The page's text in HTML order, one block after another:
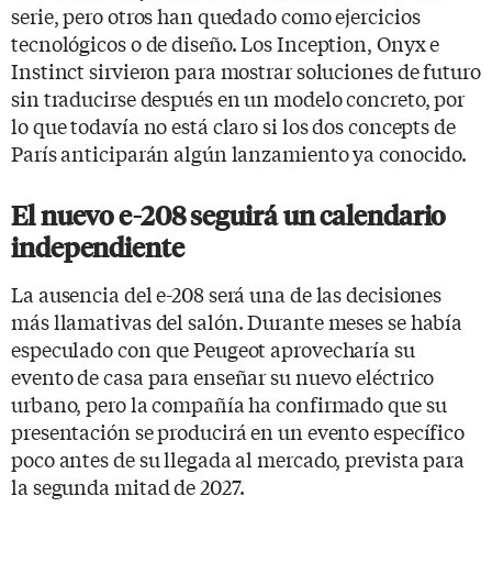
serie, pero otros han quedado como ejercicios
tecnológicos o de diseño. Los Inception, Onyx e
Instinct sirvieron para mostrar soluciones de futuro
sin traducirse después en un modelo concreto, por
lo que todavía no está claro si los dos concepts de
París anticiparán algún lanzamiento ya conocido.
El nuevo e-208 seguirá un calendario
independiente
La ausencia del e-208 será una de las decisiones
más llamativas del salón. Durante meses se había
especulado con que Peugeot aprovecharía su
evento de casa para enseñar su nuevo eléctrico
urbano, pero la compañía ha confirmado que su
presentación se producirá en un evento específico
poco antes de su llegada al mercado, prevista para
la segunda mitad de 2027.